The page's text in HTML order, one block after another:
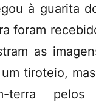
à guarita
foram
as
tiroteio,
terra pelos